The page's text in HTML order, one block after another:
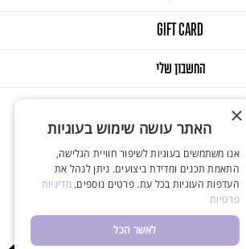
GIFT CARD
החשבון שלי
© 2025 Onlys. All Rights Reserved
Designed & Developed by Balink
× האתר עושה שימוש בעוגיות
אנו משתמשים בעוגיות לשיפור חוויית הגלישה,
התאמת תכנים ומדידת ביצועים. ניתן לנהל את
העדפות העוגיות בכל עת. פרטים נוספים.מדיניות
פרטיות
לאשר הכל